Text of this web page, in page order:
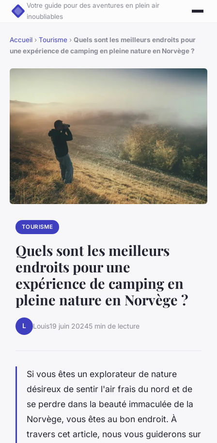
Votre guide pour des aventures en plein air
inoubliables
Accueil › Tourisme › Quels sont les meilleurs endroits pour
une expérience de camping en pleine nature en Norvège ?
TOURISME
Quels sont les meilleurs
endroits pour une
expérience de camping en
pleine nature en Norvège ?
L Louis19 juin 20245 min de lecture
Si vous êtes un explorateur de nature
désireux de sentir l'air frais du nord et de
se perdre dans la beauté immaculée de la
Norvège, vous êtes au bon endroit. À
travers cet article, nous vous guiderons sur